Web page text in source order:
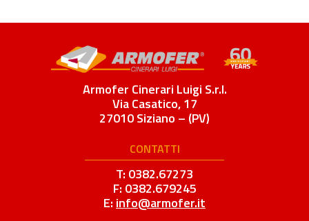
Armofer Cinerari Luigi S.r.l.
Via Casatico, 17
27010 Siziano – (PV)
CONTATTI
T: 0382.67273
F: 0382.679245
E: info@armofer.it